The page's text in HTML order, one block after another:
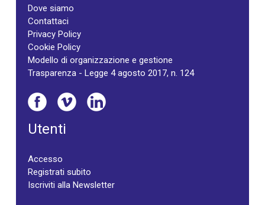
Dove siamo
Contattaci
Privacy Policy
Cookie Policy
Modello di organizzazione e gestione
Trasparenza - Legge 4 agosto 2017, n. 124
Utenti
Accesso
Registrati subito
Iscriviti alla Newsletter